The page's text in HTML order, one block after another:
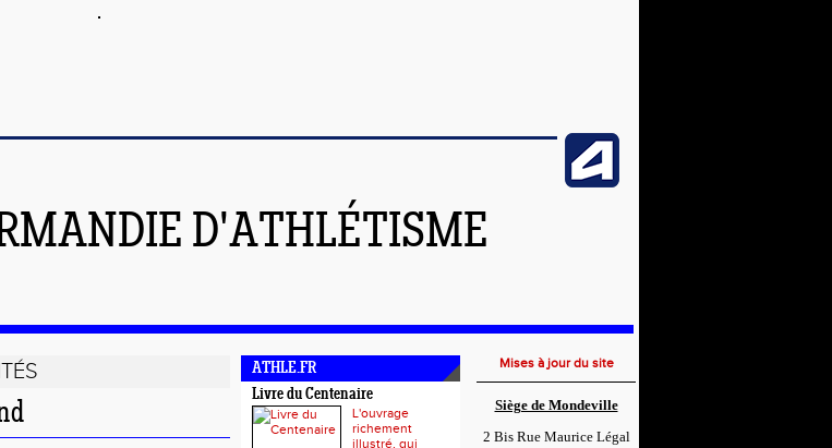
D'ATHLÉTISME
ATHLE.FR
Livre du Centenaire
L'ouvrage
richement
illustré, qui
Mises à jour du site
Siège de Mondeville
2 Bis Rue Maurice Légal